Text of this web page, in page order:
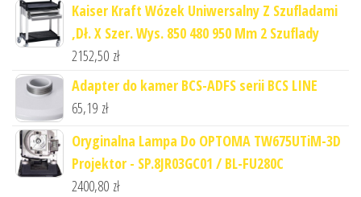
Kaiser Kraft Wózek Uniwersalny Z Szufladami
,Dł. X Szer. Wys. 850 480 950 Mm 2 Szuflady
2152,50 zł
Adapter do kamer BCS-ADFS serii BCS LINE
65,19 zł
Oryginalna Lampa Do OPTOMA TW675UTiM-3D
Projektor - SP.8JR03GC01 / BL-FU280C
2400,80 zł